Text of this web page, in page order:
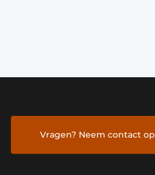
Vragen? Neem contact op